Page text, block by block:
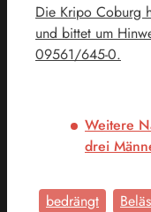
Die Kripo Coburg
und bittet um
09561/645-0.
Weitere
drei
bedrängt